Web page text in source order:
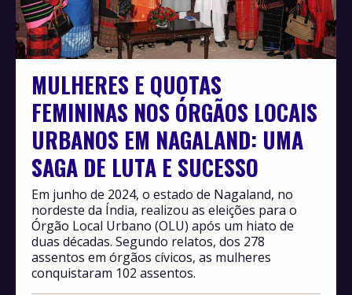
MULHERES E QUOTAS
FEMININAS NOS ÓRGÃOS LOCAIS
URBANOS EM NAGALAND: UMA
SAGA DE LUTA E SUCESSO
Em junho de 2024, o estado de Nagaland, no
nordeste da Índia, realizou as eleições para o
Órgão Local Urbano (OLU) após um hiato de
duas décadas. Segundo relatos, dos 278
assentos em órgãos cívicos, as mulheres
conquistaram 102 assentos.